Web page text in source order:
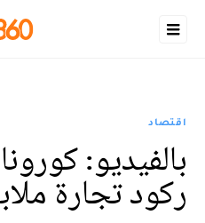
اقتصاد
بالفيديو:
ركود تجارة